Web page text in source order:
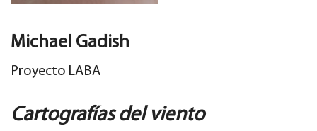
Michael Gadish
Proyecto LABA
Cartografías del viento